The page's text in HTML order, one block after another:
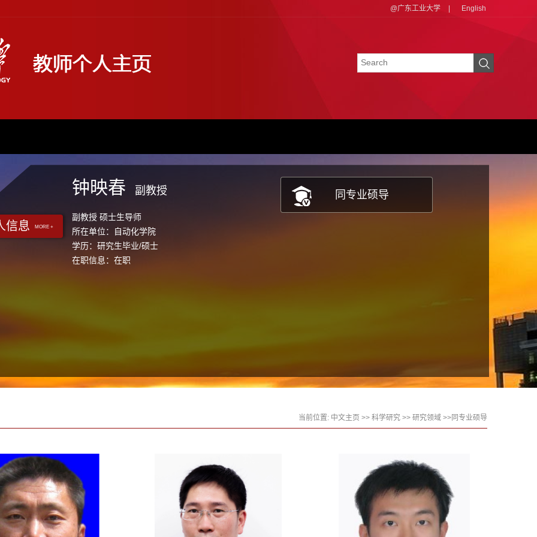
@广东工业大学 English
信息 MORE +
钟映春 副教授
副教授 硕士生导师
所在单位：自动化学院
学历：研究生毕业/硕士
在职信息：在职
同专业硕导
当前位置: 中文主页 >> 科学研究 >> 研究领域 >>同专业硕导